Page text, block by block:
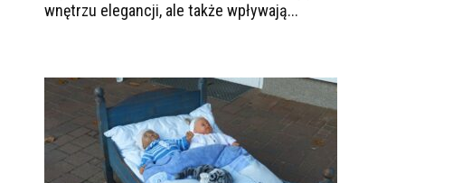
wnętrzu elegancji, ale także wpływają...